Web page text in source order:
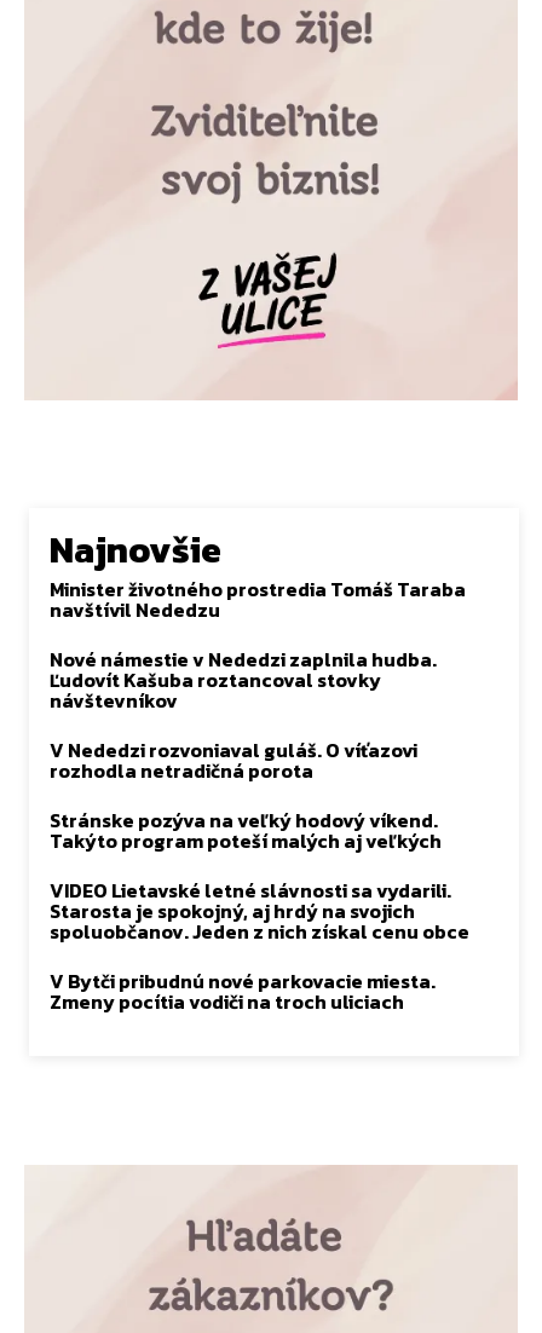
Najnovšie
Minister životného prostredia Tomáš Taraba
navštívil Nededzu
Nové námestie v Nededzi zaplnila hudba.
Ľudovít Kašuba roztancoval stovky
návštevníkov
V Nededzi rozvoniaval guláš. O víťazovi
rozhodla netradičná porota
Stránske pozýva na veľký hodový víkend.
Takýto program poteší malých aj veľkých
VIDEO Lietavské letné slávnosti sa vydarili.
Starosta je spokojný, aj hrdý na svojich
spoluobčanov. Jeden z nich získal cenu obce
V Bytči pribudnú nové parkovacie miesta.
Zmeny pocítia vodiči na troch uliciach